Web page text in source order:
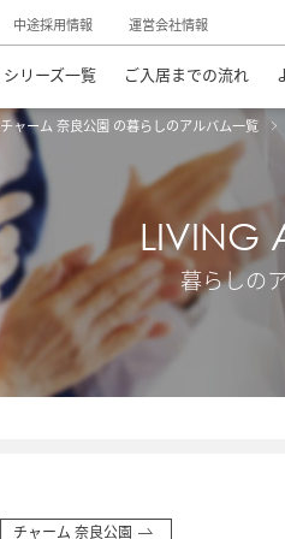
中途採用情報 運営会社情報
シリーズ一覧 ご入居までの流れ
チャーム 奈良公園 の暮らしのアルバム一覧
LIVING
暮らしの
チャーム 奈良公園